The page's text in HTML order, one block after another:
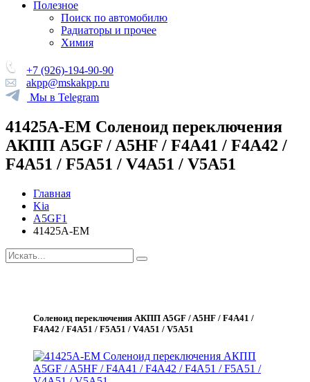
Полезное
Поиск по автомобилю
Радиаторы и прочее
Химия
+7 (926)-194-90-90
akpp@mskakpp.ru
Мы в Telegram
41425A-EM Соленоид переключения
АКПП A5GF / A5HF / F4A41 / F4A42 /
F4A51 / F5A51 / V4A51 / V5A51
Главная
Kia
A5GF1
41425A-EM
Соленоид переключения АКПП A5GF / A5HF / F4A41 /
F4A42 / F4A51 / F5A51 / V4A51 / V5A51